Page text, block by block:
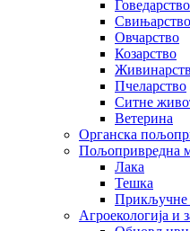
Говедарство
Свињарство
Овчарство
Козарство
Пчеларство
Ситне
Ветерина
Органска
Пољопривредна
Лака
Тешка
Агроекологија и